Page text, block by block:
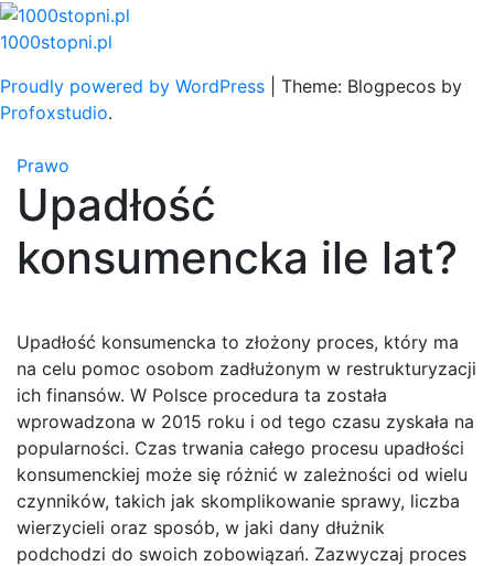
Skip
to
1000stopni.pl
Proudly powered by WordPress
Theme: Blogpecos by
Profoxstudio.
Prawo
Upadłość
konsumencka ile lat?
Upadłość konsumencka to złożony proces, który ma
na celu pomoc osobom zadłużonym w restrukturyzacji
ich finansów. W Polsce procedura ta została
wprowadzona w 2015 roku i od tego czasu zyskała na
popularności. Czas trwania całego procesu upadłości
konsumenckiej może się różnić w zależności od wielu
czynników, takich jak skomplikowanie sprawy, liczba
wierzycieli oraz sposób, w jaki dany dłużnik
podchodzi do swoich zobowiązań. Zazwyczaj proces